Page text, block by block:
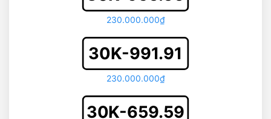
230.000.000₫
30K-991.91
230.000.000₫
30K-659.59